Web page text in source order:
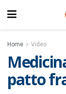
Home Video
patto